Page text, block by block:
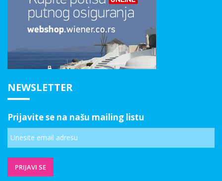
NEWSLETTER
Prijavite se na našu mailing listu